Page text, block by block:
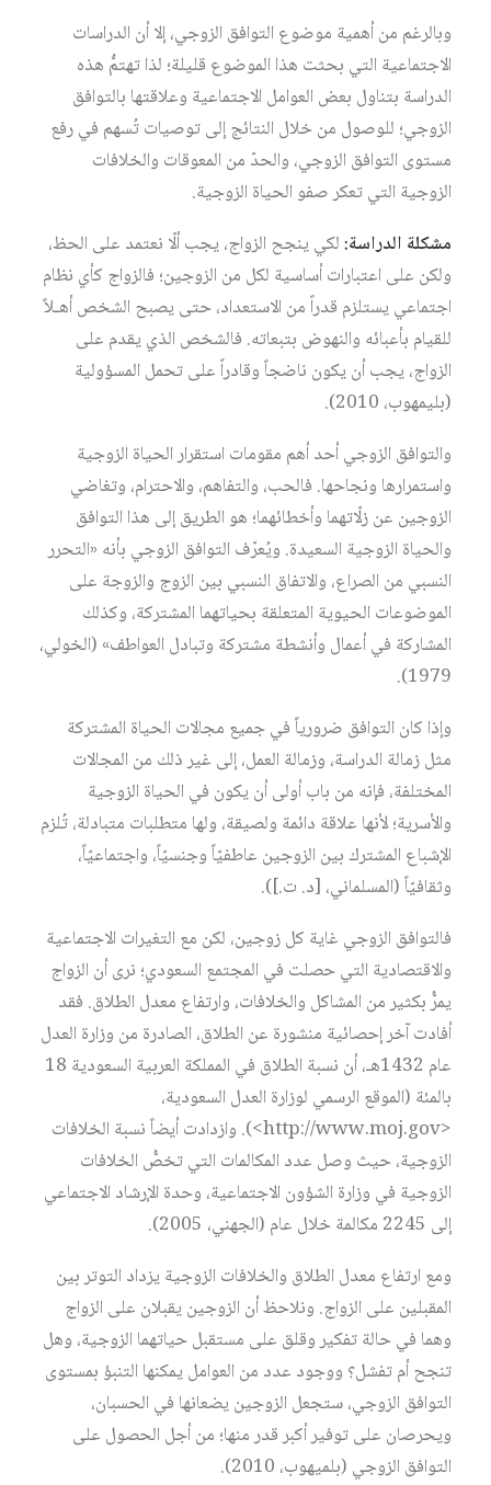
وبالرغم من أهمية موضوع التوافق الزوجي، إلا أن الدراسات
الاجتماعية التي بحثت هذا الموضوع قليلة؛ لذا تهتمُّ هذه
الدراسة بتناول بعض العوامل الاجتماعية وعلاقتها بالتوافق
الزوجي؛ للوصول من خلال النتائج إلى توصيات تُسهم في رفع
مستوى التوافق الزوجي، والحدّ من المعوقات والخلافات
الزوجية التي تعكر صفو الحياة الزوجية.
مشكلة الدراسة:لكي ينجح الزواج، يجب ألّا نعتمد على الحظ،
ولكن على اعتبارات أساسية لكل من الزوجين؛ فالزواج كأي نظام
اجتماعي يستلزم قدراً من الاستعداد، حتى يصبح الشخص أهـلاً
للقيام بأعبائه والنهوض بتبعاته. فالشخص الذي يقدم على
الزواج، يجب أن يكون ناضجاً وقادراً على تحمل المسؤولية
(بليمهوب، 2010).
والتوافق الزوجي أحد أهم مقومات استقرار الحياة الزوجية
واستمرارها ونجاحها. فالحب، والتفاهم، والاحترام، وتغاضي
الزوجين عن زلّاتهما وأخطائهما؛ هو الطريق إلى هذا التوافق
والحياة الزوجية السعيدة. ويُعرّف التوافق الزوجي بأنه «التحرر
النسبي من الصراع، والاتفاق النسبي بين الزوج والزوجة على
الموضوعات الحيوية المتعلقة بحياتهما المشتركة، وكذلك
المشاركة في أعمال وأنشطة مشتركة وتبادل العواطف» (الخولي،
1979).
وإذا كان التوافق ضرورياً في جميع مجالات الحياة المشتركة
مثل زمالة الدراسة، وزمالة العمل، إلى غير ذلك من المجالات
المختلفة، فإنه من باب أولى أن يكون في الحياة الزوجية
والأسرية؛ لأنها علاقة دائمة ولصيقة، ولها متطلبات متبادلة، تُلزم
الإشباع المشترك بين الزوجين عاطفيّاً وجنسيّاً، واجتماعيّاً،
وثقافيّاً (المسلماني، [د. ت.]).
فالتوافق الزوجي غاية كل زوجين، لكن مع التغيرات الاجتماعية
والاقتصادية التي حصلت في المجتمع السعودي؛ نرى أن الزواج
يمرُّ بكثير من المشاكل والخلافات، وارتفاع معدل الطلاق. فقد
أفادت آخر إحصائية منشورة عن الطلاق، الصادرة من وزارة العدل
عام 1432هـ، أن نسبة الطلاق في المملكة العربية السعودية 18
بالمئة (الموقع الرسمي لوزارة العدل السعودية،
<http://www.moj.gov>). وازدادت أيضاً نسبة الخلافات
الزوجية، حيث وصل عدد المكالمات التي تخصُّ الخلافات
الزوجية في وزارة الشؤون الاجتماعية، وحدة الإرشاد الاجتماعي
إلى 2245 مكالمة خلال عام (الجهني، 2005).
ومع ارتفاع معدل الطلاق والخلافات الزوجية يزداد التوتر بين
المقبلين على الزواج. ونلاحظ أن الزوجين يقبلان على الزواج
وهما في حالة تفكير وقلق على مستقبل حياتهما الزوجية، وهل
تنجح أم تفشل؟ ووجود عدد من العوامل يمكنها التنبؤ بمستوى
التوافق الزوجي، ستجعل الزوجين يضعانها في الحسبان،
ويحرصان على توفير أكبر قدر منها؛ من أجل الحصول على
التوافق الزوجي (بلميهوب، 2010).